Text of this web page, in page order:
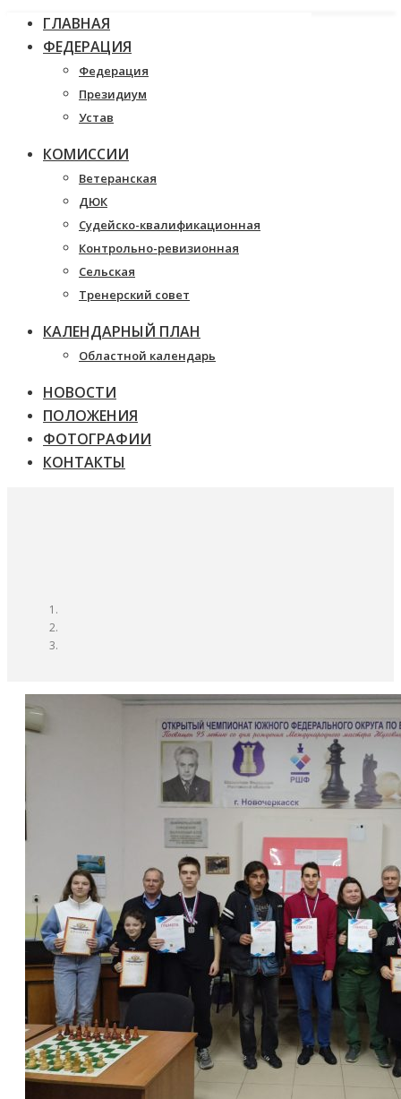
ГЛАВНАЯ
ФЕДЕРАЦИЯ
Федерация
Президиум
Устав
КОМИССИИ
Ветеранская
ДЮК
Судейско-квалификационная
Контрольно-ревизионная
Сельская
Тренерский совет
КАЛЕНДАРНЫЙ ПЛАН
Областной календарь
НОВОСТИ
ПОЛОЖЕНИЯ
ФОТОГРАФИИ
КОНТАКТЫ